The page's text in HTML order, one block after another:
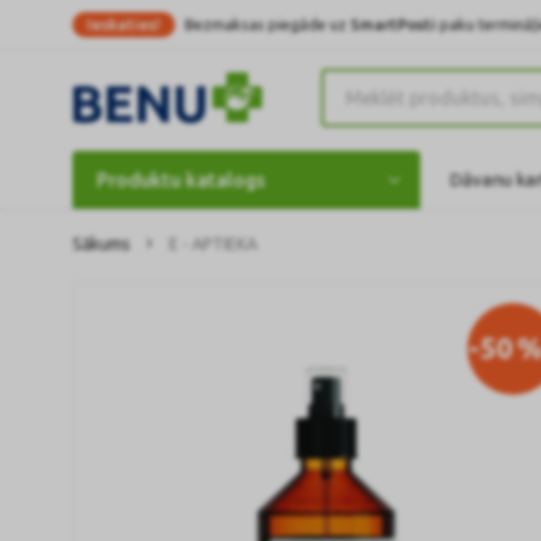
Ieskaties! Bezmaksas piegāde uz SmartPostipaku
Produktu katalogs Dāvanu
Sākums E - APTIEKA
-50